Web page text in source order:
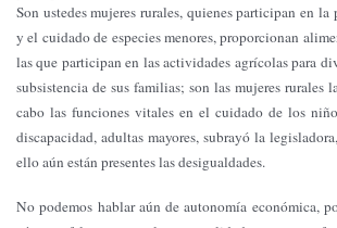
Son ustedes mujeres rurales, quienes participan en
y el cuidado de especies menores, proporcionan
las que participan en las actividades agrícolas para
subsistencia de sus familias; son las mujeres rurales
cabo las funciones vitales en el cuidado de los
discapacidad, adultas mayores, subrayó la
ello aún están presentes las desigualdades.
No podemos hablar aún de autonomía económica,